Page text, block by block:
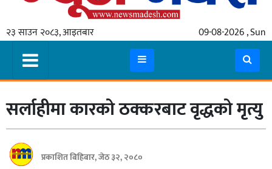
२३ साउन २०८३, आइतबार 09-08-2026 , Sun
स्थानीय
प्रदेश
मधेश
प्रदेश
लुम्बिनी
सर्लाहीमा कारको ठक्करबाट वृद्धको मृत्यु
प्रकाशित बिहिबार, जेठ ३२, २०८०